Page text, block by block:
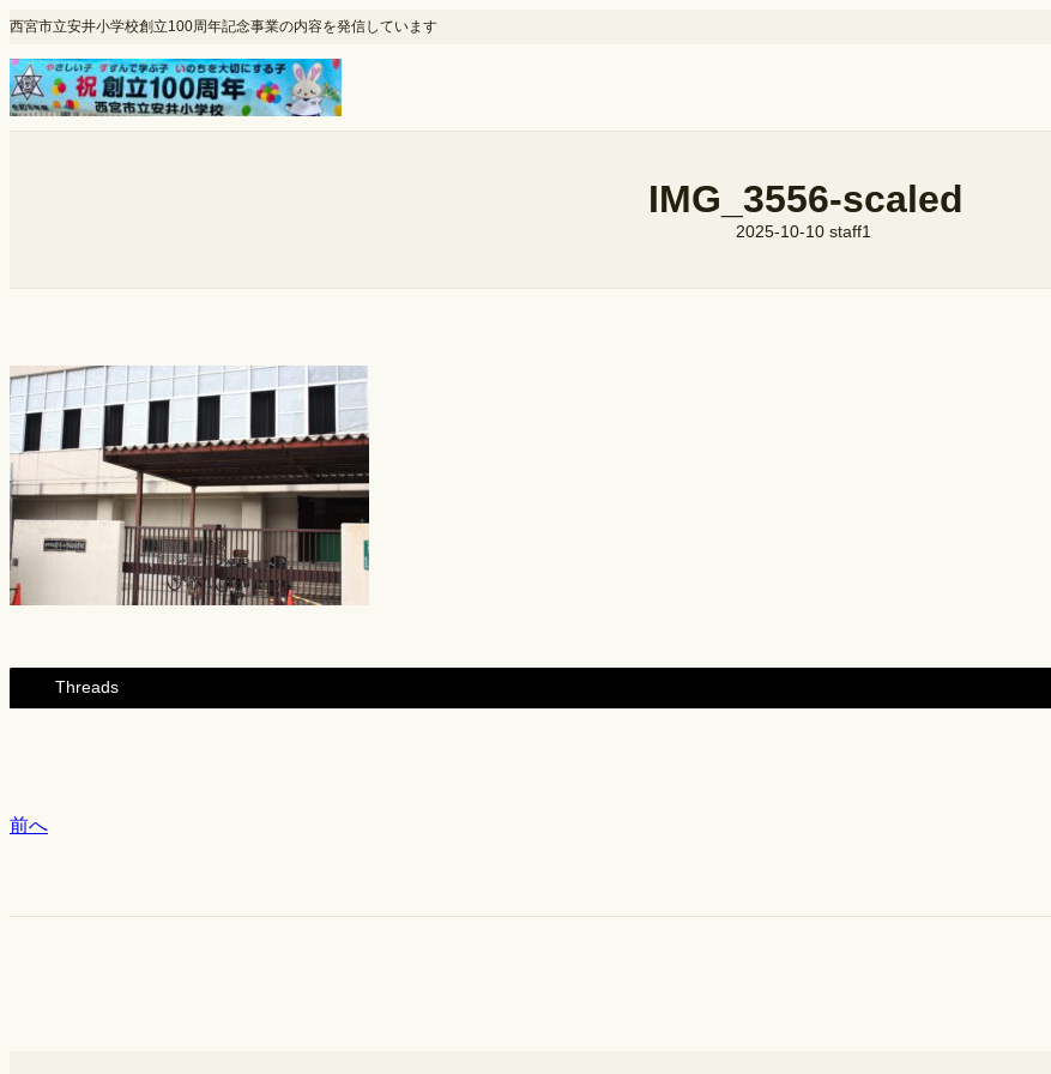
内
を
ス
キ
西宮市立安井小学校創立100周年記念事業の内容を発信しています
IMG_3556-scaled
2025-10-10 staff1
Threads
前へ